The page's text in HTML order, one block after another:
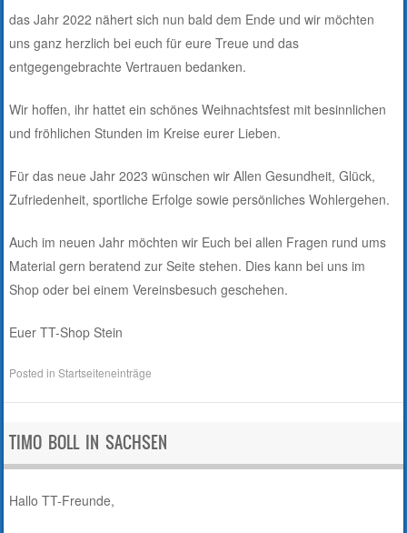
das Jahr 2022 nähert sich nun bald dem Ende und wir möchten
uns ganz herzlich bei euch für eure Treue und das
entgegengebrachte Vertrauen bedanken.
Wir hoffen, ihr hattet ein schönes Weihnachtsfest mit besinnlichen
und fröhlichen Stunden im Kreise eurer Lieben.
Für das neue Jahr 2023 wünschen wir Allen Gesundheit, Glück,
Zufriedenheit, sportliche Erfolge sowie persönliches Wohlergehen.
Auch im neuen Jahr möchten wir Euch bei allen Fragen rund ums
Material gern beratend zur Seite stehen. Dies kann bei uns im
Shop oder bei einem Vereinsbesuch geschehen.
Euer TT-Shop Stein
Posted inStartseiteneinträge
TIMO BOLL IN SACHSEN
Hallo TT-Freunde,